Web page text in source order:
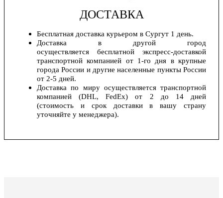
ДОСТАВКА
Бесплатная доставка курьером в Сургут 1 день.
Доставка в другой город
осуществляется бесплатной экспресс-доставкой
транспортной компанией от 1-го дня в крупные
города России и другие населенные пункты России
от 2-5 дней.
Доставка по миру осуществляется транспортной
компанией (DHL, FedEx) от 2 до 14 дней
(стоимость и срок доставки в вашу страну
уточняйте у менеджера).